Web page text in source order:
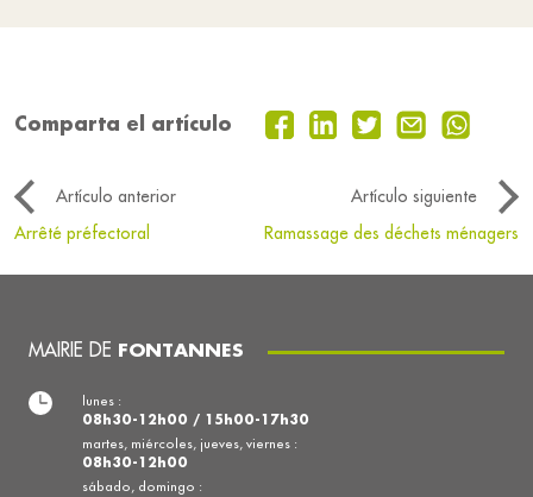
Comparta el artículo
Artículo anterior
Artículo siguiente
Arrêté préfectoral
Ramassage des déchets ménagers
MAIRIE DE FONTANNES
lunes :
08h30-12h00 / 15h00-17h30
martes, miércoles, jueves, viernes :
08h30-12h00
sábado, domingo :